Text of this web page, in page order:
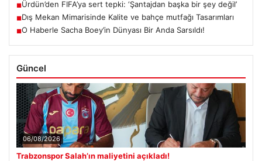
■Ürdün’den FIFA’ya sert tepki: ‘Şantajdan başka bir şey değil’
■Dış Mekan Mimarisinde Kalite ve bahçe mutfağı Tasarımları
■O Haberle Sacha Boey’in Dünyası Bir Anda Sarsıldı!
Güncel
06/08/2026
Trabzonspor Salah’ın maliyetini açıkladı!